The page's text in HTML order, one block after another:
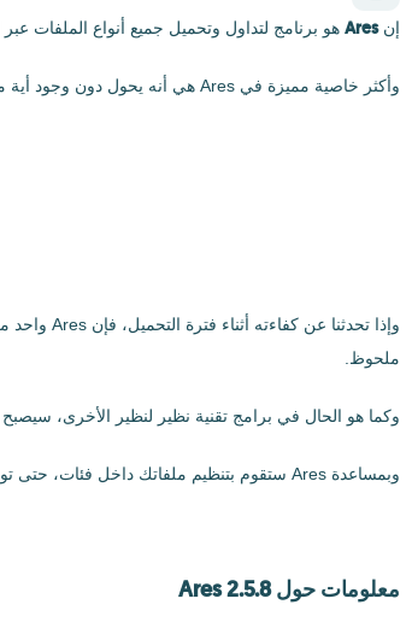
إنAres هو برنامج لتداول وتحميل جميع أنواع الملفات
وأكثر خاصية مميزة في Ares هي أنه يحول دون وجود أية ملفات فاسدة، كما أن سرعة التحميل عالية بشكل كبير، مما يجعل Ares واحد من أكثر العملاء - ذات تقنية نظير لنظير (P2P)- استعمالًا.
ملحوظ.
وكما هو الحال في برامج تقنية نظير لنظير الأخرى،
وبمساعدة Ares ستقوم بتنظيم ملفاتك داخل فئات، حتى توفر الوقت عند البحث عن ملف ما على جهاز الكمبيوتر الخاص بك.
معلومات حول Ares 2.5.8